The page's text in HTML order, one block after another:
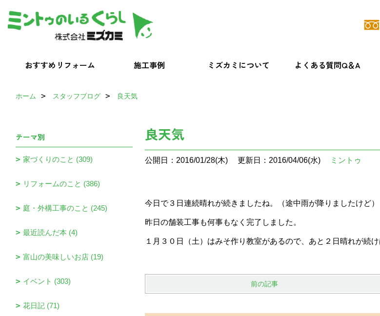
おすすめリフォーム 施工事例 ミズカミについて よくある質問Q＆A
ホーム スタッフブログ 良天気
良天気
公開日：2016/01/28(木) 更新日：2016/04/06(水) ミントゥ
今日で３日連続晴れが続きましたね。（途中雨が降りましたけど）
昨日の舗装工事も何事もなく完了しました。
１月３０日（土）はみそ作り教室があるので、あと２日晴れが続け
前の記事
テーマ別
家づくりのこと (309)
リフォームのこと (386)
庭・外構工事のこと (245)
最近読んだ本 (4)
富山の美味しいお店 (19)
イベント (303)
花日記 (71)